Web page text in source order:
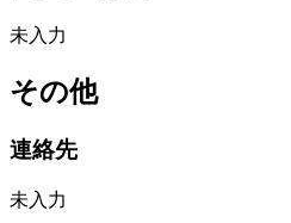
未入力
その他
連絡先
未入力